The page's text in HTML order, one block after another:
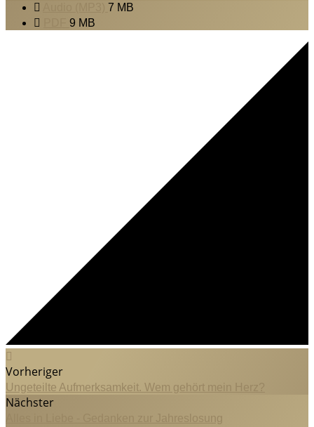
7 MB
9 MB
Vorheriger
Ungeteilte Aufmerksamkeit. Wem gehört mein Herz?
Nächster
Alles in Liebe - Gedanken zur Jahreslosung